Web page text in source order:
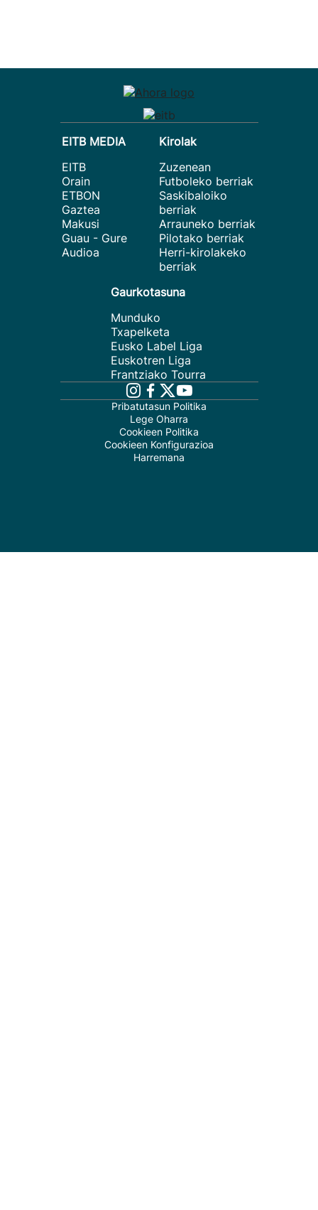
EITB MEDIA
EITB
Orain
ETBON
Gaztea
Makusi
Guau - Gure
Audioa
Kirolak
Zuzenean
Futboleko berriak
Saskibaloiko
berriak
Arrauneko berriak
Pilotako berriak
Herri-kirolakeko
berriak
Gaurkotasuna
Munduko
Txapelketa
Eusko Label Liga
Euskotren Liga
Frantziako Tourra
Pribatutasun Politika
Lege Oharra
Cookieen Politika
Cookieen Konfigurazioa
Harremana